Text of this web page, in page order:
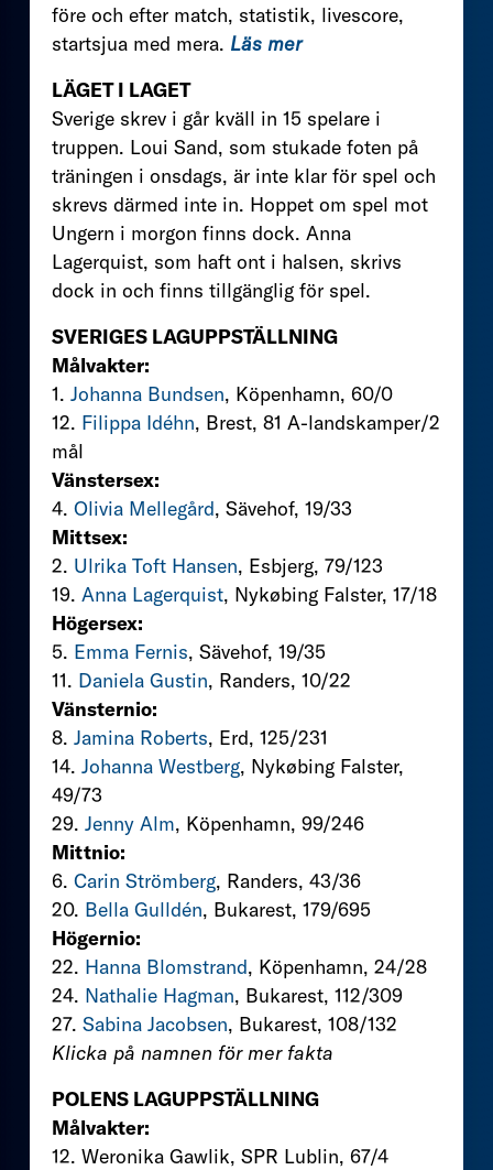
före och efter match, statistik, livescore,
startsjua med mera. Läs mer
LÄGET I LAGET
Sverige skrev i går kväll in 15 spelare i
truppen. Loui Sand, som stukade foten på
träningen i onsdags, är inte klar för spel och
skrevs därmed inte in. Hoppet om spel mot
Ungern i morgon finns dock. Anna
Lagerquist, som haft ont i halsen, skrivs
dock in och finns tillgänglig för spel.
SVERIGES LAGUPPSTÄLLNING
Målvakter:
1. Johanna Bundsen, Köpenhamn, 60/0
12. Filippa Idéhn, Brest, 81 A-landskamper/2
mål
Vänstersex:
4. Olivia Mellegård, Sävehof, 19/33
Mittsex:
2. Ulrika Toft Hansen, Esbjerg, 79/123
19. Anna Lagerquist, Nykøbing Falster, 17/18
Högersex:
5. Emma Fernis, Sävehof, 19/35
11. Daniela Gustin, Randers, 10/22
Vänsternio:
8. Jamina Roberts, Erd, 125/231
14. Johanna Westberg, Nykøbing Falster,
49/73
29. Jenny Alm, Köpenhamn, 99/246
Mittnio:
6. Carin Strömberg, Randers, 43/36
20. Bella Gulldén, Bukarest, 179/695
Högernio:
22. Hanna Blomstrand, Köpenhamn, 24/28
24. Nathalie Hagman, Bukarest, 112/309
27. Sabina Jacobsen, Bukarest, 108/132
Klicka på namnen för mer fakta
POLENS LAGUPPSTÄLLNING
Målvakter:
12. Weronika Gawlik, SPR Lublin, 67/4